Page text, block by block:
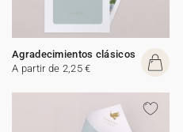
Agradecimientos clásicos
A partir de 2,25 €